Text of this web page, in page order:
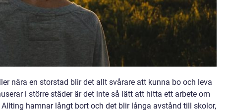
nära en storstad blir det allt svårare att kunna bo och leva
i större städer är det inte så lätt att hitta ett arbete om
hamnar långt bort och det blir långa avstånd till skolor,